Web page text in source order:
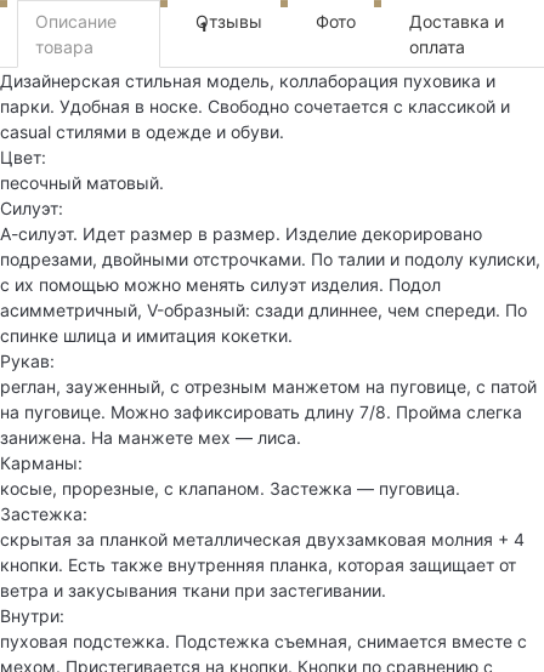
Описание
товара
Отзывы
1 Фото
Доставка и
оплата
Дизайнерская стильная модель, коллаборация пуховика и
парки. Удобная в носке. Свободно сочетается с классикой и
casual стилями в одежде и обуви.
Цвет:
песочный матовый.
Силуэт:
А-силуэт. Идет размер в размер. Изделие декорировано
подрезами, двойными отстрочками. По талии и подолу кулиски,
с их помощью можно менять силуэт изделия. Подол
асимметричный, V-образный: сзади длиннее, чем спереди. По
спинке шлица и имитация кокетки.
Рукав:
реглан, зауженный, с отрезным манжетом на пуговице, с патой
на пуговице. Можно зафиксировать длину 7/8. Пройма слегка
занижена. На манжете мех — лиса.
Карманы:
косые, прорезные, с клапаном. Застежка — пуговица.
Застежка:
скрытая за планкой металлическая двухзамковая молния + 4
кнопки. Есть также внутренняя планка, которая защищает от
ветра и закусывания ткани при застегивании.
Внутри:
пуховая подстежка. Подстежка съемная, снимается вместе с
мехом. Пристегивается на кнопки. Кнопки по сравнению с